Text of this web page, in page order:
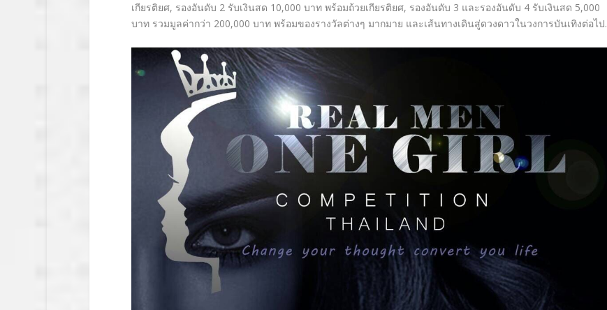
เกียรติยศ, รองอันดับ 2 รับเงินสด 10,000 บาท พร้อมถ้วยเกียรติยศ, รองอันดับ 3 และรองอันดับ 4 รับเงินสด 5,000
บาท รวมมูลค่ากว่า 200,000 บาท พร้อมของรางวัลต่างๆ มากมาย และเส้นทางเดินสู่ดวงดาวในวงการบันเทิงต่อไป.